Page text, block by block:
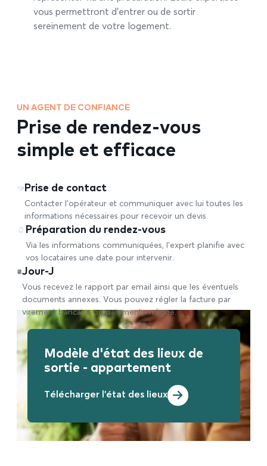
vous permettront d’entrer ou de sortir
sereinement de votre logement.
UN AGENT DE CONFIANCE
Prise de rendez-vous
simple et efficace
Prise de contact
Contacter l’opérateur et communiquer avec lui toutes les
informations nécessaires pour recevoir un devis.
Préparation du rendez-vous
Via les informations communiquées, l’expert planifie avec
vos locataires une date pour intervenir.
Jour-J
Vous recevez le rapport par email ainsi que les éventuels
documents annexes. Vous pouvez régler la facture par
virement bancaire ou paiement en ligne.
Modèle d'état des lieux de
sortie - appartement
Télécharger l'état des lieux